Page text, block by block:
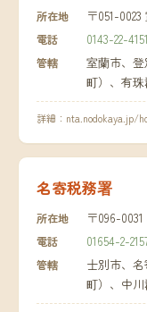
所在地 〒051-
電話 0143-22-4151
管轄
室蘭市、
町）、有珠
詳細： nta.nodokaya.jp/
名寄税務署
所在地 〒096-
電話 01654-2-
管轄
士別市、
町）、中川